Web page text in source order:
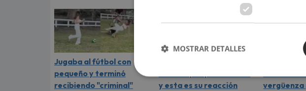
Jugaba al fútbol con
pequeño y terminó
recibiendo "criminal"
y esta es su reacción
Fue a
vergüenza
MOSTRAR DETALLES